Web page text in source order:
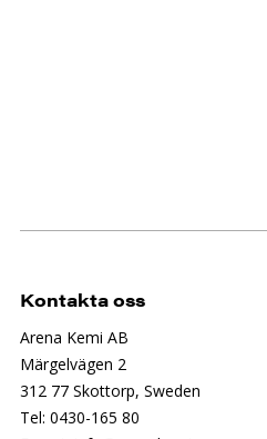
Kontakta oss
Arena Kemi AB
Märgelvägen 2
312 77 Skottorp, Sweden
Tel: 0430-165 80